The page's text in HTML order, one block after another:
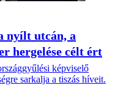
nyílt utcán, a
hergelése célt ért
képviselő
sarkalja a tiszás híveit.